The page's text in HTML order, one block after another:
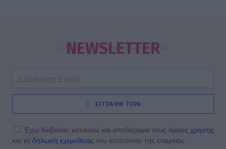
NEWSLETTER
ΕΓΓΡΑΦΗ ΤΩΡΑ
Έχω διαβάσει, κατανοώ και αποδέχομαι τους όρους χρήσης
και τη δήλωση εχεμύθειας του ιστοτόπου της εταιρείας